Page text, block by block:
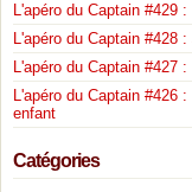
L'apéro du Captain #429
L'apéro du Captain #428
L'apéro du Captain #427
L'apéro du Captain #426
enfant
Catégories